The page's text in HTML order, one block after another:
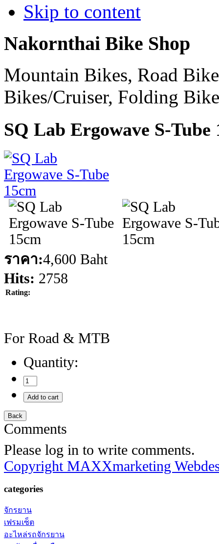
Skip to content
Nakornthai Bike Shop
Mountain Bikes, Road
Bikes/Cruiser, Folding
SQ Lab Ergowave S-Tube
ราคา:4,600 Baht
Hits: 2758
Rating:
For Road & MTB
Quantity:
Comments
Please log in to write comments.
Copyright MAXXmarketing
categories
จักรยาน
เฟรมเซ็ต
อะไหล่รถจักรยาน